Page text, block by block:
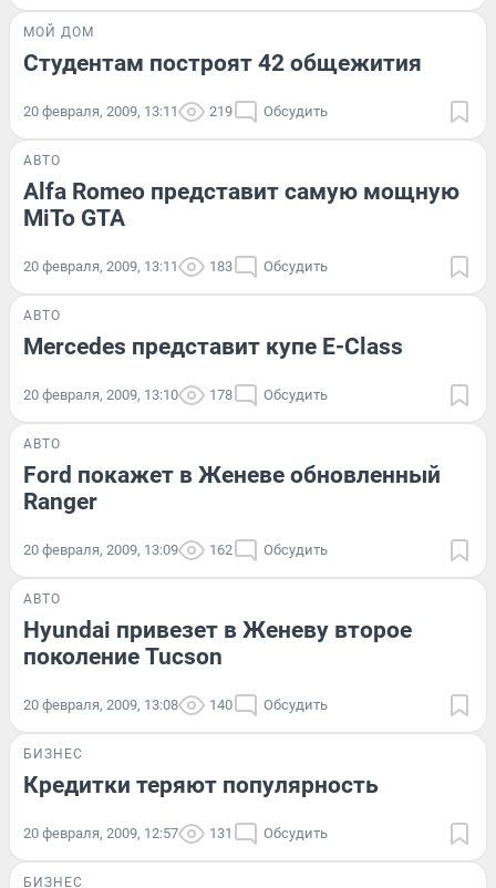
МОЙ ДОМ
Студентам построят 42 общежития
20 февраля, 2009, 13:11 219 Обсудить
АВТО
Alfa Romeo представит самую мощную
MiTo GTA
20 февраля, 2009, 13:11 183 Обсудить
АВТО
Mercedes представит купе E-Class
20 февраля, 2009, 13:10 178 Обсудить
АВТО
Ford покажет в Женеве обновленный
Ranger
20 февраля, 2009, 13:09 162 Обсудить
АВТО
Hyundai привезет в Женеву второе
поколение Tucson
20 февраля, 2009, 13:08 140 Обсудить
БИЗНЕС
Кредитки теряют популярность
20 февраля, 2009, 12:57 131 Обсудить
БИЗНЕС